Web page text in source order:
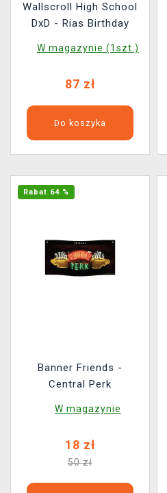
Wallscroll High School
DxD - Rias Birthday
W magazynie (1szt.)
87 zł
Do koszyka
Rabat 64 %
Banner Friends -
Central Perk
W magazynie
18 zł
50 zł